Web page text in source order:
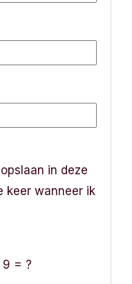
in deze
keer wanneer ik
= ?